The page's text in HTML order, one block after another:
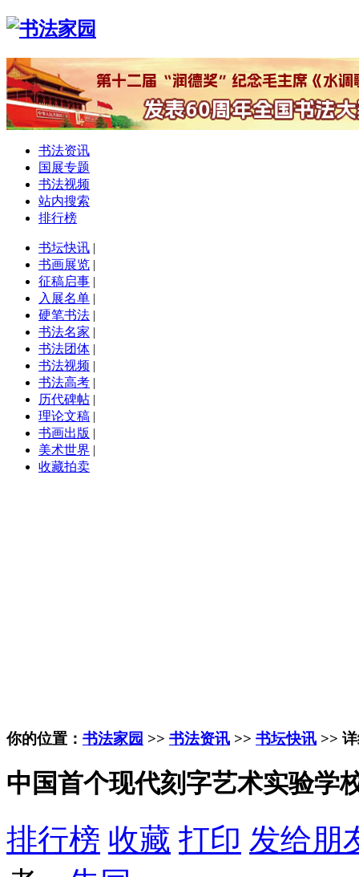
书法资讯
国展专题
书法视频
站内搜索
排行榜
书坛快讯 |
书画展览 |
征稿启事 |
入展名单 |
硬笔书法 |
书法名家 |
书法团体 |
书法视频 |
书法高考 |
历代碑帖 |
理论文稿 |
书画出版 |
美术世界 |
收藏拍卖
你的位置： 书法家园 >> 书法资讯 >> 书坛快讯 >>
中国首个现代刻字艺术实验学
排行榜 收藏 打印 发给朋